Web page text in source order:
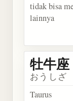
tidak bisa
lainnya
牡牛座
おうしざ
Taurus